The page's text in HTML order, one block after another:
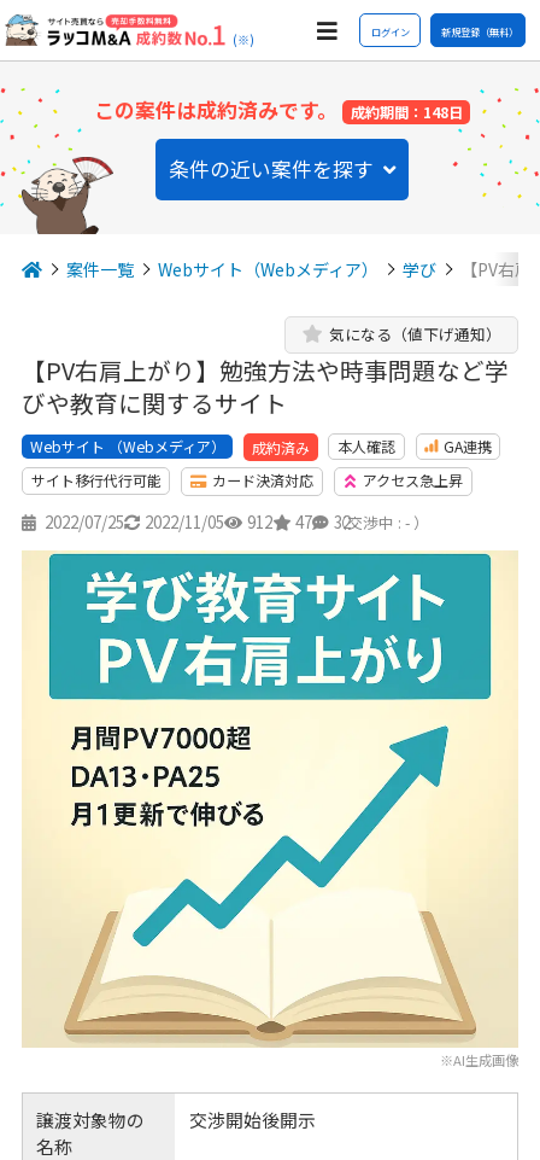
(※) ログイン 新規登録（無料）
この案件は成約済みです。 成約期間：148日
条件の近い案件を探す
案件一覧 Webサイト（Webメディア） 学び 【PV右
【PV右肩上がり】勉強方法や時事問題など学
びや教育に関するサイト
気になる（値下げ通知）
Webサイト （Webメディア） 成約済み 本人確認
GA連携
サイト移行代行可能
カード決済対応 アクセス急上昇
2022/07/25 2022/11/05 912 47 32
（交渉中 : - ）
※AI生成画像
譲渡対象物の
名称
交渉開始後開示